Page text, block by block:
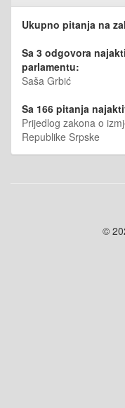
Ukupno pitanja na
Sa 3 odgovora
parlamentu:
Saša Grbić
Sa 166 pitanja
Prijedlog zakona o
Republike Srpske
©